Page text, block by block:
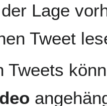
Lage
Tweet
Tweets